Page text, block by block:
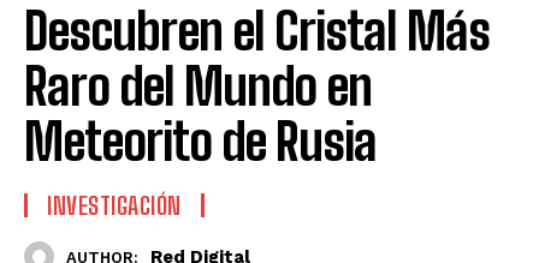
Descubren el Cristal Más
Raro del Mundo en
Meteorito de Rusia
INVESTIGACIÓN
AUTHOR: Red Digital